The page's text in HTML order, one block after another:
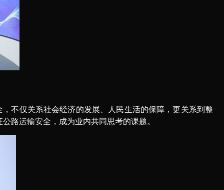
不仅关系社会经济的发展、人民生活的保障，更关系到整
路运输安全，成为业内共同思考的课题。